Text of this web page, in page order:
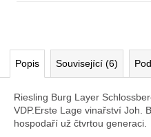
Popis Související (6)
Riesling Burg Layer
VDP.Erste Lage vinařství Joh.
hospodaří už čtvrtou generaci.